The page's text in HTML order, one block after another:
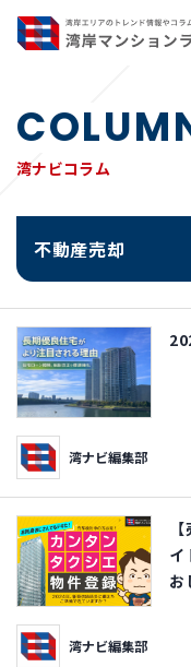
湾ナビコラム
不動産売却
湾ナビ編集部
イ
お
湾ナビ編集部